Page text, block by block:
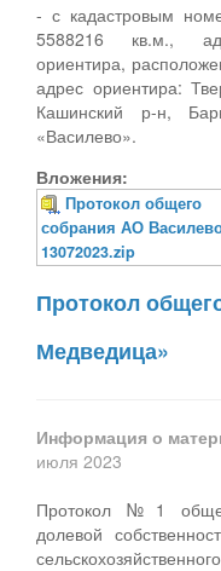
- с кадастровым
5588216 кв.м.,
ориентира,
адрес ориентира:
Кашинский р-н,
«Василево».
Вложения:
Протокол общего
собрания АО
13072023.zip
Протокол
Медведица»
Информация о
июля 2023
Протокол №1
долевой